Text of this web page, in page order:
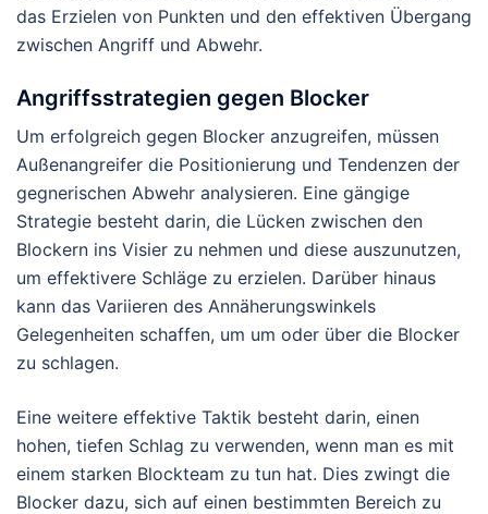
das Erzielen von Punkten und den effektiven Übergang
zwischen Angriff und Abwehr.
Angriffsstrategien gegen Blocker
Um erfolgreich gegen Blocker anzugreifen, müssen
Außenangreifer die Positionierung und Tendenzen der
gegnerischen Abwehr analysieren. Eine gängige
Strategie besteht darin, die Lücken zwischen den
Blockern ins Visier zu nehmen und diese auszunutzen,
um effektivere Schläge zu erzielen. Darüber hinaus
kann das Variieren des Annäherungswinkels
Gelegenheiten schaffen, um um oder über die Blocker
zu schlagen.
Eine weitere effektive Taktik besteht darin, einen
hohen, tiefen Schlag zu verwenden, wenn man es mit
einem starken Blockteam zu tun hat. Dies zwingt die
Blocker dazu, sich auf einen bestimmten Bereich zu